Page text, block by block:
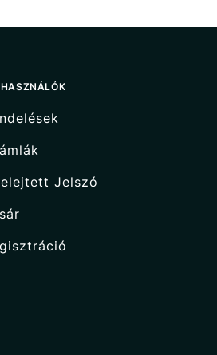
Jelszó